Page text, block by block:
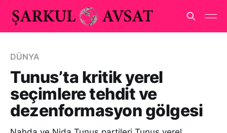
DÜNYA
Tunus’ta kritik yerel
seçimlere tehdit ve
dezenformasyon gölgesi